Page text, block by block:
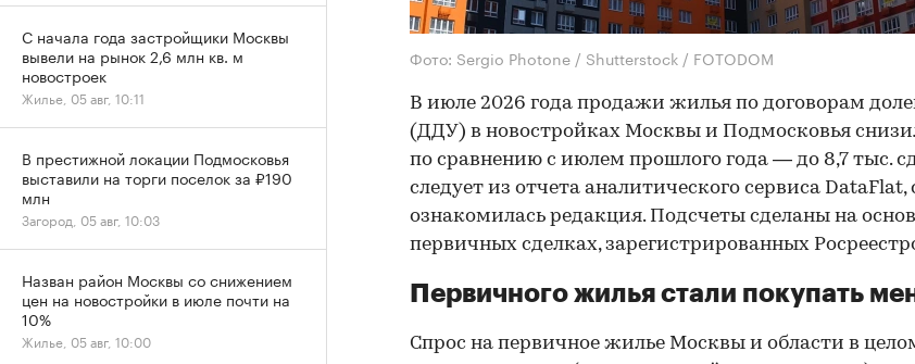
Фото: Sergio Photone / Shutterstock / FOTODOM
В июле 2026 года продажи жилья по договорам
(ДДУ) в новостройках Москвы и Подмосковья
по сравнению с июлем прошлого года — до 8,7 тыс.
следует из отчета аналитического сервиса
ознакомилась редакция. Подсчеты сделаны на
первичных сделках, зарегистрированных
Первичного жилья стали покупать
Спрос на первичное жилье Москвы и области в
С начала года застройщики Москвы
вывели на рынок 2,6 млн кв. м
новостроек
Жилье, 05 авг, 10:11
В престижной локации Подмосковья
выставили на торги поселок за ₽190
млн
Загород, 05 авг, 10:03
Назван район Москвы со снижением
цен на новостройки в июле почти на
10%
Жилье, 05 авг, 10:00